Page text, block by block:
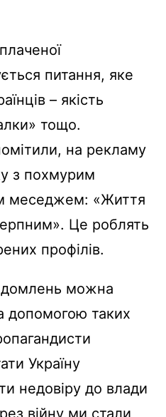
питання, яке
– якість
тощо.
на рекламу
з похмурим
меседжем: «Життя
Це роблять
профілів.
можна
допомогою таких
Україну
недовіру до влади
війну ми стали